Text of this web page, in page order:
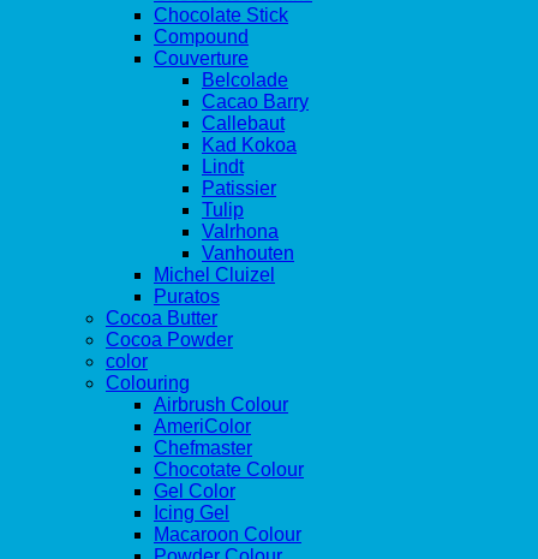
Chocolate Stick
Compound
Couverture
Belcolade
Cacao Barry
Callebaut
Kad Kokoa
Lindt
Patissier
Tulip
Valrhona
Vanhouten
Michel Cluizel
Puratos
Cocoa Butter
Cocoa Powder
color
Colouring
Airbrush Colour
AmeriColor
Chefmaster
Chocotate Colour
Gel Color
Icing Gel
Macaroon Colour